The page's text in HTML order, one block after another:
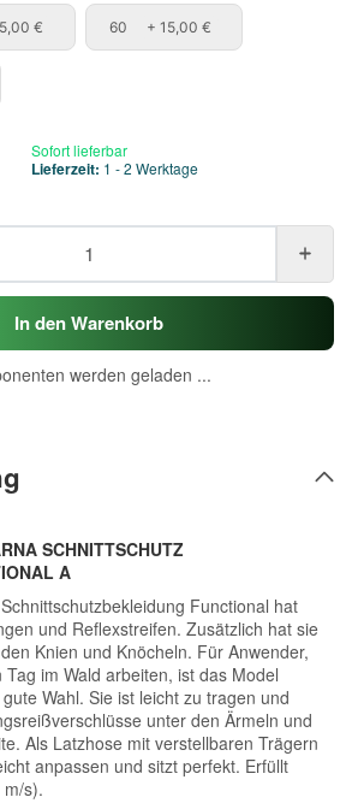
€ 60 60+ 15,00 €
Sofort lieferbar
Lieferzeit: 1 - 2 Werktage
In den Warenkorb
werden geladen ...
SCHNITTSCHUTZ
A
Functional hat
und Reflexstreifen. Zusätzlich hat sie
Knien und Knöcheln. Für Anwender,
im Wald arbeiten, ist das Model
Wahl. Sie ist leicht zu tragen und
unter den Ärmeln und
Als Latzhose mit verstellbaren Trägern
anpassen und sitzt perfekt. Erfüllt
s).